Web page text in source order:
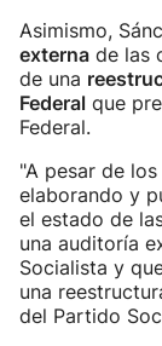
Asimismo,
externa de las
de una
Federal que
Federal.
"A pesar de
elaborando y
el estado de
una auditoría
Socialista y
una
del Partido